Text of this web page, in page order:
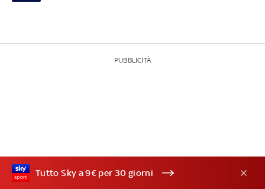
PUBBLICITÀ
Tutto Sky a 9€ per 30 giorni